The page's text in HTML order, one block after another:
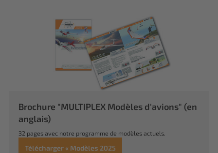
Brochure "MULTIPLEX Modèles d'avions" (en
anglais)
32 pages avec notre programme de modèles actuels.
Télécharger « Modèles 2025